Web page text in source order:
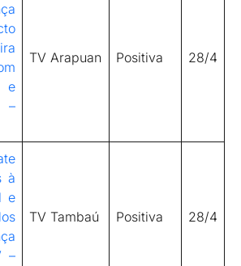
–
TV Arapuan Positiva 28/4
à
e
–
TV Tambaú Positiva 28/4